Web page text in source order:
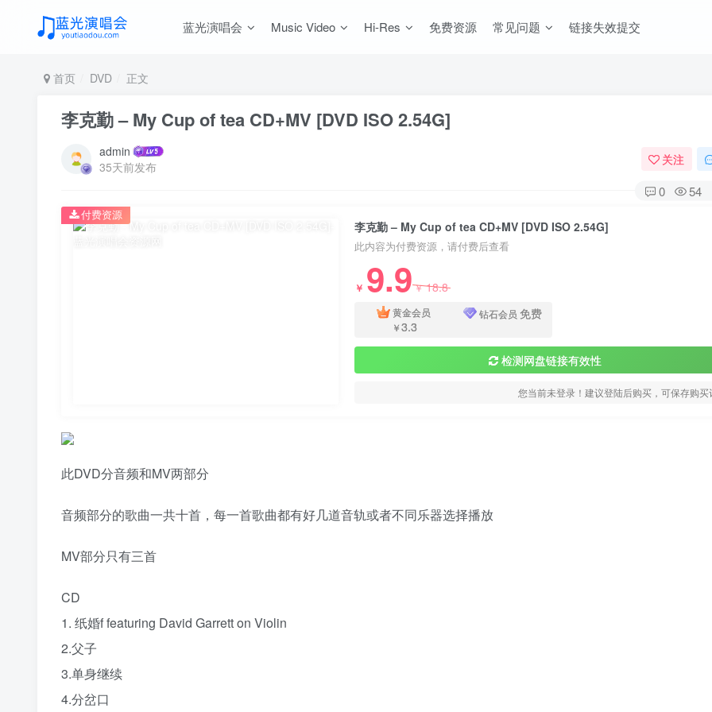
蓝光演唱会 Music Video Hi-Res 免费资源 常见问题 链接失效提交
首页 DVD 正文
李克勤 – My Cup of tea CD+MV [DVD ISO 2.54G]
admin
35天前发布
关注
0 54
李克勤 – My Cup of tea CD+MV [DVD ISO 2.54G]
此内容为付费资源，请付费后查看
￥ 9.9￥18.8
黄金会员
￥3.3
钻石会员 免费
检测网盘链接有效性
您当前未登录！建议登陆后购买，可保存购买
付费资源
此DVD分音频和MV两部分
音频部分的歌曲一共十首，每一首歌曲都有好几道音轨或者不同乐器选择播放
MV部分只有三首
CD
1. 纸婚f featuring David Garrett on Violin
2.父子
3.单身继续
4.分岔口